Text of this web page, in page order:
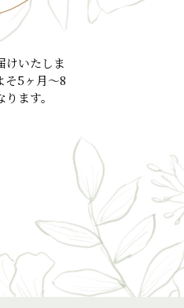
けいたしま
そ5ヶ月～8
ます。